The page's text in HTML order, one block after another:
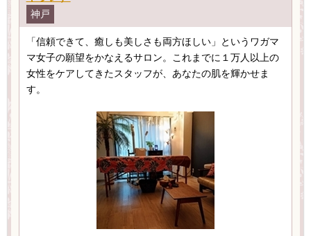
神戸
「信頼できて、癒しも美しさも両方ほしい」というワガマ
マ女子の願望をかなえるサロン。これまでに１万人以上の
女性をケアしてきたスタッフが、あなたの肌を輝かせま
す。